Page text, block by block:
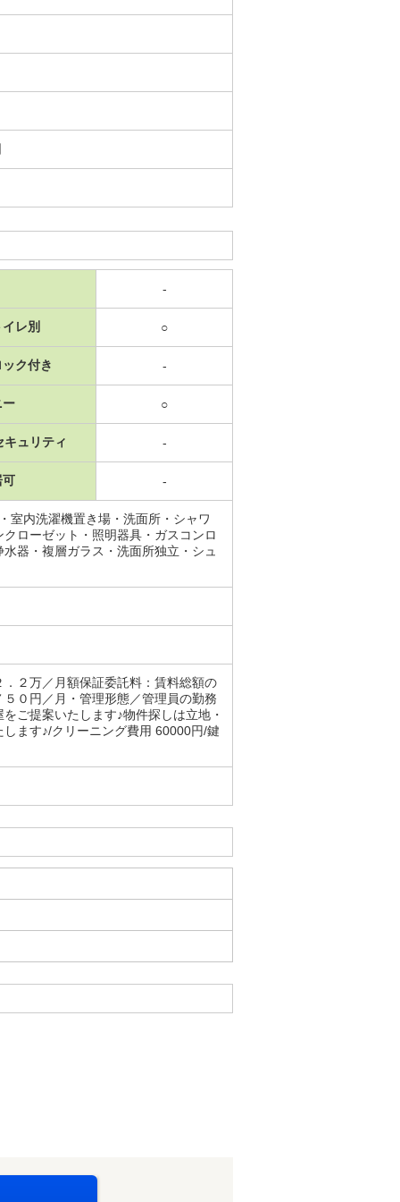
-
レ別 ○
ク付き -
ー ○
キュリティ -
可 -
室内洗濯機置き場・洗面所・シャワ
ローゼット・照明器具・ガスコンロ
器・複層ガラス・洗面所独立・シュ
２万／月額保証委託料：賃料総額の
０円／月・管理形態／管理員の勤務
ご提案いたします♪物件探しは立地・
ます♪/クリーニング費用 60000円/鍵